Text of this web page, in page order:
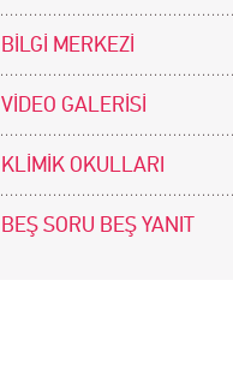
BİLGİ MERKEZİ
VİDEO GALERİSİ
KLİMİK OKULLARI
BEŞ SORU BEŞ YANIT